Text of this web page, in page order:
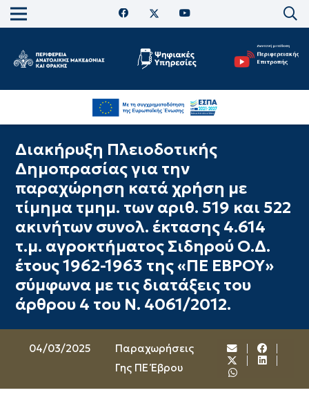
Διακήρυξη Πλειοδοτικής
Δημοπρασίας για την
παραχώρηση κατά χρήση με
τίμημα τμημ. των αριθ. 519 και 522
ακινήτων συνολ. έκτασης 4.614
τ.μ. αγροκτήματος Σιδηρού Ο.Δ.
έτους 1962-1963 της «ΠΕ ΕΒΡΟΥ»
σύμφωνα με τις διατάξεις του
άρθρου 4 του Ν. 4061/2012.
04/03/2025
Παραχωρήσεις
Γης ΠΕ Έβρου